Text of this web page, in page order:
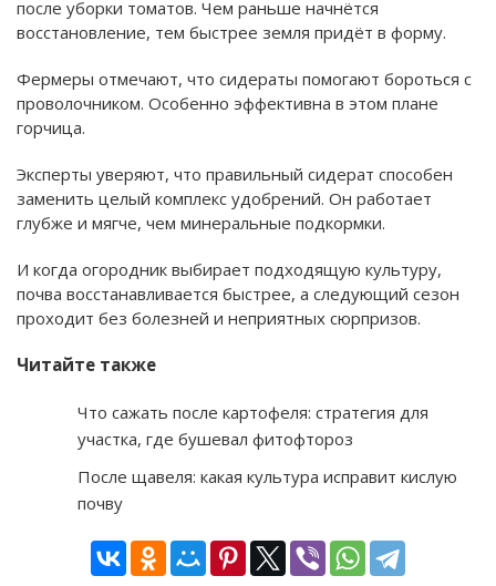
после уборки томатов. Чем раньше начнётся
восстановление, тем быстрее земля придёт в форму.
Фермеры отмечают, что сидераты помогают бороться с
проволочником. Особенно эффективна в этом плане
горчица.
Эксперты уверяют, что правильный сидерат способен
заменить целый комплекс удобрений. Он работает
глубже и мягче, чем минеральные подкормки.
И когда огородник выбирает подходящую культуру,
почва восстанавливается быстрее, а следующий сезон
проходит без болезней и неприятных сюрпризов.
Читайте также
Что сажать после картофеля: стратегия для
участка, где бушевал фитофтороз
После щавеля: какая культура исправит кислую
почву